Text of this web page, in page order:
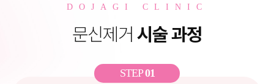
DOJAGI CLINIC
문신제거 시술 과정
STEP01